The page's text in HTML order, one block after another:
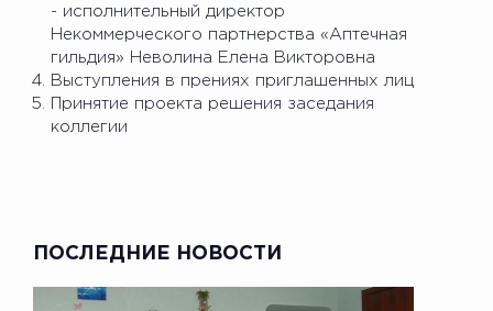
- исполнительный директор
Некоммерческого партнерства «Аптечная
гильдия» Неволина Елена Викторовна
Выступления в прениях приглашенных лиц
Принятие проекта решения заседания
коллегии
ПОСЛЕДНИЕ НОВОСТИ